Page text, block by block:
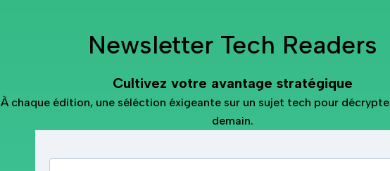
Newsletter Tech Readers
Cultivez votre avantage stratégique
À chaque édition, une séléction éxigeante sur un sujet tech pour
demain.